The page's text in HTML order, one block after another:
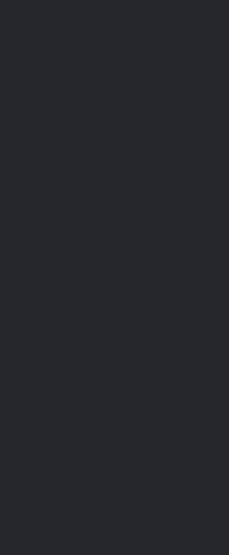
cimiteriali.
custode del cimitero.
documentazione.
amministrativi.
estumulazioni e
lavori dei privati.
ai cimiteri.
funebri e cittadini.
civile e penale.
conclusione del corso, i
di partecipazione e la
per la partecipazione
con il proprio